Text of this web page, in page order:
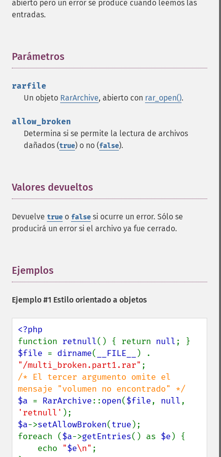
abierto pero un error se produce cuando leemos las
entradas.
Parámetros
rarfile
Un objeto RarArchive, abierto con rar_open().
allow_broken
Determina si se permite la lectura de archivos
dañados (true) o no (false).
Valores devueltos
Devuelve true o false si ocurre un error. Sólo se
producirá un error si el archivo ya fue cerrado.
Ejemplos
Ejemplo #1 Estilo orientado a objetos
function retnull() { return null
$file = dirname( __FILE__
"/multi_broken.part1.rar"
/* El tercer argumento omite el
$a = RarArchive::open($file, null
'retnull'
$a->setAllowBroken(true );
foreach ($a->getEntries() as $e ) {
    echo
"$e\n" ;